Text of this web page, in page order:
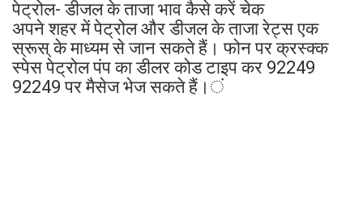
पेट्रोल- डीजल के ताजा भाव कैसे करें चेक
अपने शहर में पेट्रोल और डीजल के ताजा रेट्स एक
स्रूस् के माध्यम से जान सकते हैं। फोन पर क्रस्क्क
स्पेस पेट्रोल पंप का डीलर कोड टाइप कर 92249
92249 पर मैसेज भेज सकते हैं।ं